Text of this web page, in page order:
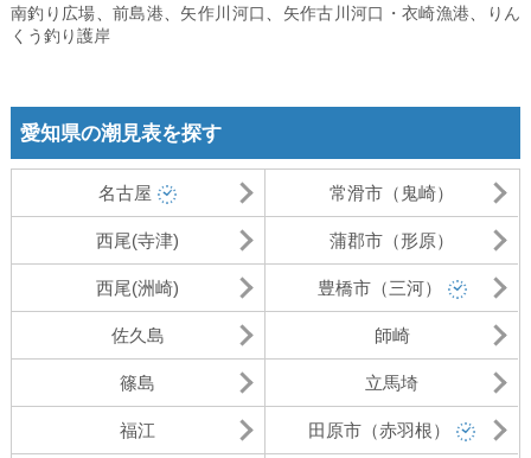
南釣り広場 、前島港 矢作川河口 矢作古川河口・衣崎漁港
りん
くう釣り護岸
愛知県の潮見表を探す
名古屋 常滑市（鬼崎）
西尾(寺津) 蒲郡市（形原）
西尾(洲崎) 豊橋市（三河）
佐久島 師崎
篠島 立馬埼
福江 田原市（赤羽根）